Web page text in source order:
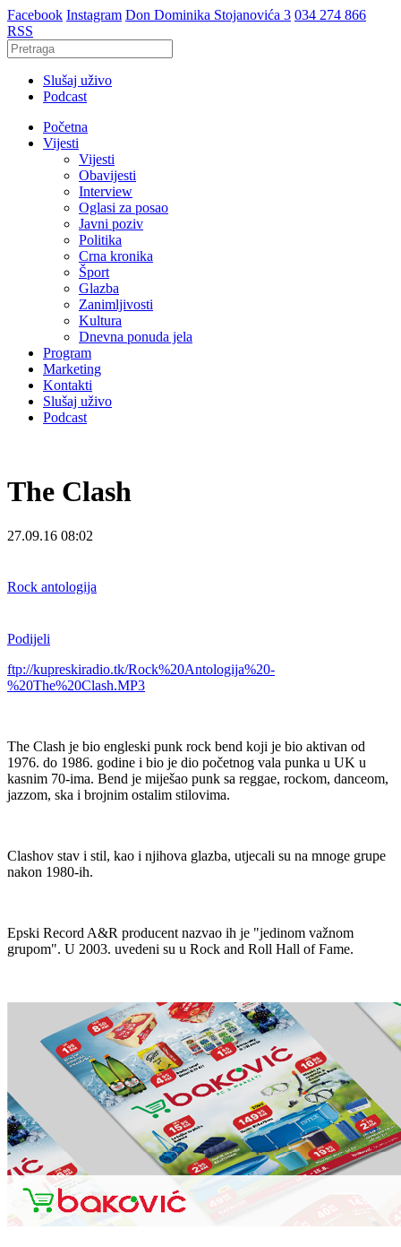
Facebook Instagram Don Dominika Stojanovića 3 034 274 866
RSS
Slušaj uživo
Podcast
Početna
Vijesti
Vijesti
Obavijesti
Interview
Oglasi za posao
Javni poziv
Politika
Crna kronika
Šport
Glazba
Zanimljivosti
Kultura
Dnevna ponuda jela
Program
Marketing
Kontakti
Slušaj uživo
Podcast
The Clash
27.09.16 08:02
Rock antologija
Podijeli
ftp://kupreskiradio.tk/Rock%20Antologija%20-
%20The%20Clash.MP3
The Clash je bio engleski punk rock bend koji je bio aktivan od
1976. do 1986. godine i bio je dio početnog vala punka u UK u
kasnim 70-ima. Bend je miješao punk sa reggae, rockom, danceom,
jazzom, ska i brojnim ostalim stilovima.
Clashov stav i stil, kao i njihova glazba, utjecali su na mnoge grupe
nakon 1980-ih.
Epski Record A&R producent nazvao ih je "jedinom važnom
grupom". U 2003. uvedeni su u Rock and Roll Hall of Fame.